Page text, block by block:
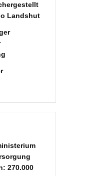
Landshut
270.000